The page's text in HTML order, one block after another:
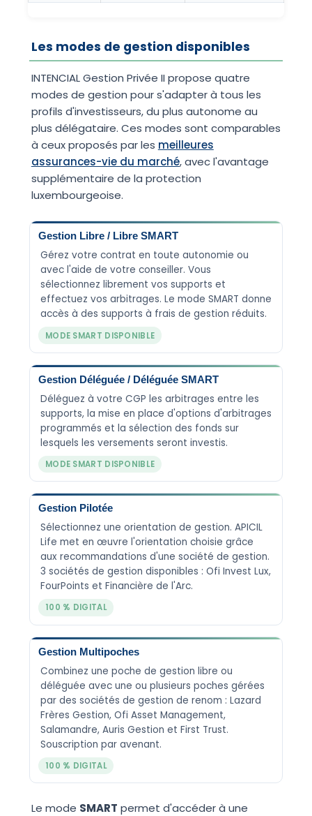
Les modes de gestion disponibles
INTENCIAL Gestion Privée II propose quatre
modes de gestion pour s'adapter à tous les
profils d'investisseurs, du plus autonome au
plus délégataire. Ces modes sont comparables
à ceux proposés par les meilleures
assurances-vie du marché, avec l'avantage
supplémentaire de la protection
luxembourgeoise.
Gestion Libre / Libre SMART
Gérez votre contrat en toute autonomie ou
avec l'aide de votre conseiller. Vous
sélectionnez librement vos supports et
effectuez vos arbitrages. Le mode SMART donne
accès à des supports à frais de gestion réduits.
MODE SMART DISPONIBLE
Gestion Déléguée / Déléguée SMART
Déléguez à votre CGP les arbitrages entre les
supports, la mise en place d'options d'arbitrages
programmés et la sélection des fonds sur
lesquels les versements seront investis.
MODE SMART DISPONIBLE
Gestion Pilotée
Sélectionnez une orientation de gestion. APICIL
Life met en œuvre l'orientation choisie grâce
aux recommandations d'une société de gestion.
3 sociétés de gestion disponibles : Ofi Invest Lux,
FourPoints et Financière de l'Arc.
100 % DIGITAL
Gestion Multipoches
Combinez une poche de gestion libre ou
déléguée avec une ou plusieurs poches gérées
par des sociétés de gestion de renom : Lazard
Frères Gestion, Ofi Asset Management,
Salamandre, Auris Gestion et First Trust.
Souscription par avenant.
100 % DIGITAL
Le mode SMART permet d'accéder à une